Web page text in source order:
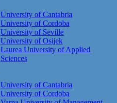
University of Cantabria
University of Cordoba
University of Seville
University of Osijek
Laurea University of Applied
Sciences
University of Cantabria
University of Cordoba